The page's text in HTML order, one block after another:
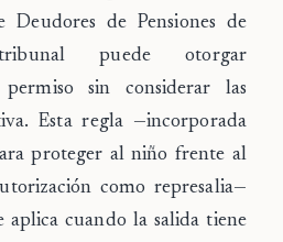
Deudores de Pensiones de
puede otorgar
permisosin considerar las
. Esta regla —incorporada
proteger al niño frente al
como represalia—
cuando la salida tiene